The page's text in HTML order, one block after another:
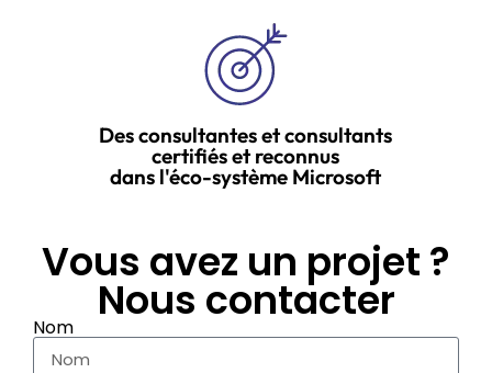
Des consultantes et consultants
certifiés et reconnus
dans l'éco-système Microsoft
Vous avez un projet ?
Nous contacter
Nom